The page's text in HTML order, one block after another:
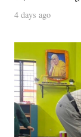
4 days ago